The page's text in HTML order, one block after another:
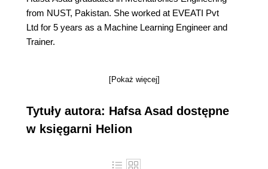
from NUST, Pakistan. She worked at EVEATI Pvt
Ltd for 5 years as a Machine Learning Engineer and
Trainer.
[Pokaż więcej]
Tytuły autora: Hafsa Asad dostępne
w księgarni Helion